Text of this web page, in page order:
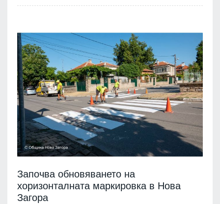
Започва обновяването на
хоризонталната маркировка в Нова
Загора